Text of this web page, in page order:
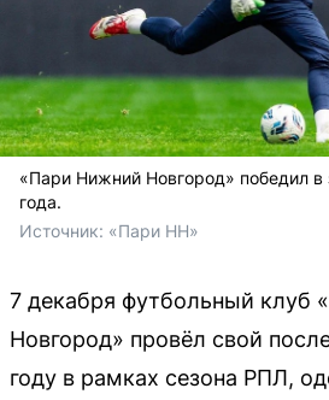
«Пари Нижний Новгород» победил в
года.
Источник: «Пари НН»
7 декабря футбольный клуб
Новгород» провёл свой
году в рамках сезона РПЛ,